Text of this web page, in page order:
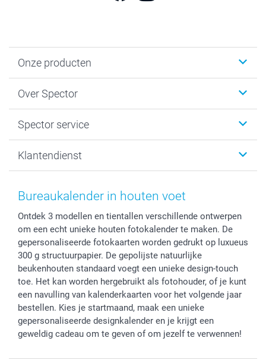
Onze producten
Kaartjes
Fotoboeken
Fotoprints, Fotoposter & Fotoalbum met fotoprints
Fotokaders, Decoratie en Snoepjes
Stickers en Etiketten
Over Spector
Sitemap
Privacybeleid
Spector service
smartbonus
Mijn orderstatus
Klantendienst
Bureaukalender in houten voet
Ontdek 3 modellen en tientallen verschillende ontwerpen
om een echt unieke houten fotokalender te maken. De
gepersonaliseerde fotokaarten worden gedrukt op luxueus
300 g structuurpapier. De gepolijste natuurlijke
beukenhouten standaard voegt een unieke design-touch
toe. Het kan worden hergebruikt als fotohouder, of je kunt
een navulling van kalenderkaarten voor het volgende jaar
bestellen. Kies je startmaand, maak een unieke
gepersonaliseerde designkalender en je krijgt een
geweldig cadeau om te geven of om jezelf te verwennen!